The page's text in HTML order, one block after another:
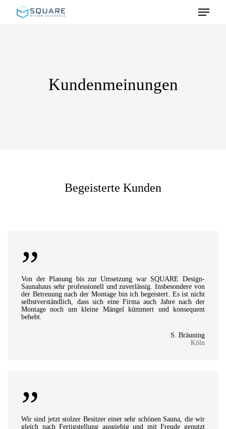
Menu
Kundenmeinungen
Begeisterte Kunden
”
Von der Planung bis zur Umsetzung war SQUARE Design-
Saunahaus sehr professionell und zuverlässig. Insbesondere von
der Betreuung nach der Montage bin ich begeistert. Es ist nicht
selbstverständlich, dass sich eine Firma auch Jahre nach der
Montage noch um kleine Mängel kümmert und konsequent
behebt.
S. Bräuning
Köln
”
Wir sind jetzt stolzer Besitzer einer sehr schönen Sauna, die wir
gleich nach Fertigstellung ausgiebig und mit Freude genutzt